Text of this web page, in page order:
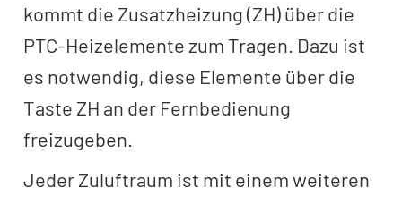
kommt die Zusatzheizung (ZH) über die
PTC-Heizelemente zum Tragen. Dazu ist
es notwendig, diese Elemente über die
Taste ZH an der Fernbedienung
freizugeben.
Jeder Zuluftraum ist mit einem weiteren